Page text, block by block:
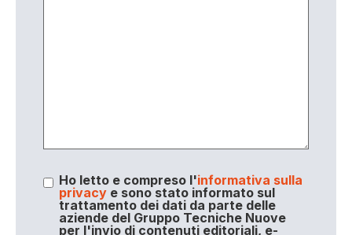
Ho letto e compreso l'informativa sulla
privacye sono stato informato sul
trattamento dei dati da parte delle
aziende del Gruppo Tecniche Nuove
per l'invio di contenuti editoriali, e-